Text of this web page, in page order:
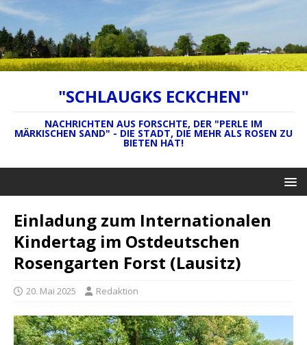
"SCHLAUGKS ECKCHEN"
NACHRICHTEN AUS FORSCHTE, DER "PERLE IM
MÄRKISCHEN SAND" - DIE STADT, DIE MEHR ALS ROSEN ZU
BIETEN HAT!
Einladung zum Internationalen
Kindertag im Ostdeutschen
Rosengarten Forst (Lausitz)
20. Mai 2025 Redaktion